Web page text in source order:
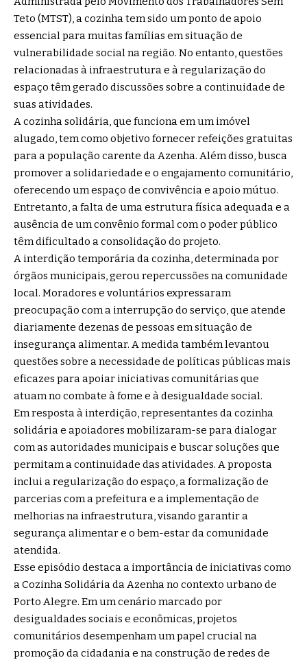
Teto (MTST), a cozinha tem sido um ponto de apoio
essencial para muitas famílias em situação de
vulnerabilidade social na região. No entanto, questões
relacionadas à infraestrutura e à regularização do
espaço têm gerado discussões sobre a continuidade de
suas atividades.
A cozinha solidária, que funciona em um imóvel
alugado, tem como objetivo fornecer refeições gratuitas
para a população carente da Azenha. Além disso, busca
promover a solidariedade e o engajamento comunitário,
oferecendo um espaço de convivência e apoio mútuo.
Entretanto, a falta de uma estrutura física adequada e a
ausência de um convênio formal com o poder público
têm dificultado a consolidação do projeto.
A interdição temporária da cozinha, determinada por
órgãos municipais, gerou repercussões na comunidade
local. Moradores e voluntários expressaram
preocupação com a interrupção do serviço, que atende
diariamente dezenas de pessoas em situação de
insegurança alimentar. A medida também levantou
questões sobre a necessidade de políticas públicas mais
eficazes para apoiar iniciativas comunitárias que
atuam no combate à fome e à desigualdade social.
Em resposta à interdição, representantes da cozinha
solidária e apoiadores mobilizaram-se para dialogar
com as autoridades municipais e buscar soluções que
permitam a continuidade das atividades. A proposta
inclui a regularização do espaço, a formalização de
parcerias com a prefeitura e a implementação de
melhorias na infraestrutura, visando garantir a
segurança alimentar e o bem-estar da comunidade
atendida.
Esse episódio destaca a importância de iniciativas como
a Cozinha Solidária da Azenha no contexto urbano de
Porto Alegre. Em um cenário marcado por
desigualdades sociais e econômicas, projetos
comunitários desempenham um papel crucial na
promoção da cidadania e na construção de redes de